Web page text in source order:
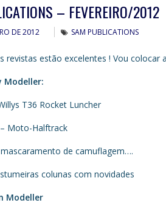
– FEVEREIRO/2012
DE 2012 SAM PUBLICATIONS
revistas estão excelentes ! Vou
Modeller:
T36 Rocket Luncher
Moto-Halftrack
de camuflagem….
colunas com novidades
Modeller